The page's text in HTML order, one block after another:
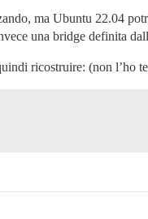
ma Ubuntu 22.04
una bridge definita
ricostruire: (non l’ho